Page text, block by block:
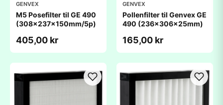
GENVEX
M5 Posefilter til GE 490
(308x237x150mm/5p)
405,00 kr
GENVEX
Pollenfilter til Genvex GE
490 (236x306x25mm)
165,00 kr